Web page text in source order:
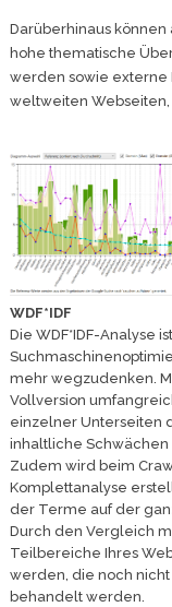
Darüberhinaus
hohe thematische
werden sowie externe
weltweiten
WDF*IDF
Die WDF*IDF-Analyse
mehr wegzudenken.
Vollversion
einzelner Unterseiten
inhaltliche
Zudem wird beim
Komplettanalyse
der Terme auf der
Durch den Vergleich
Teilbereiche Ihres
werden, die noch
behandelt werden.